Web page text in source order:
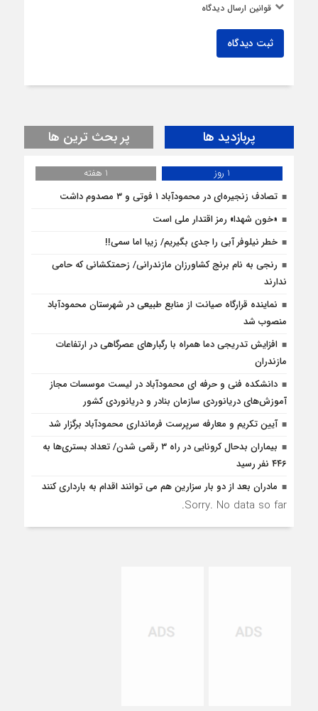
قوانین ارسال دیدگاه
ثبت دیدگاه
پربازدید ها پر بحث ترین ها
1 روز
1 هفته
تصادف زنجیره‌ای در محمودآباد ۱ فوتی و ۳ مصدوم داشت
«خون شهدا» رمز اقتدار ملی است
خطر نیلوفر آبی را جدی بگیریم/ زیبا اما سمی!!
رنجی به نام برنج کشاورزان مازندرانی/ زحمتکشانی که حامی
ندارند
نماینده قرارگاه صیانت از منابع طبیعی در شهرستان محمودآباد
منصوب شد
افزایش تدریجی دما همراه با رگبارهای عصرگاهی در ارتفاعات
مازندران
دانشکده فنی و حرفه ای محمودآباد در لیست موسسات مجاز
آموزش‌های دریانوردی سازمان بنادر و دریانوردی کشور
آیین تکریم و معارفه سرپرست فرمانداری محمودآباد برگزار شد
بیماران بدحال کرونایی در راه ۳ رقمی شدن/ تعداد بستری‌ها به
۴۴۶ نفر رسید
مادران بعد از دو بار سزارین هم می توانند اقدام به بارداری کنند
Sorry. No data so far.